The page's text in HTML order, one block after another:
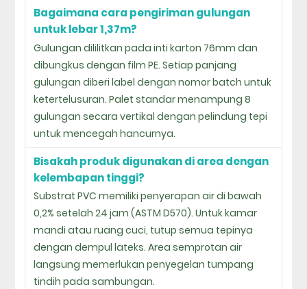
Bagaimana cara pengiriman gulungan
untuk lebar 1,37m?
Gulungan dililitkan pada inti karton 76mm dan
dibungkus dengan film PE. Setiap panjang
gulungan diberi label dengan nomor batch untuk
ketertelusuran. Palet standar menampung 8
gulungan secara vertikal dengan pelindung tepi
untuk mencegah hancurnya.
Bisakah produk digunakan di area dengan
kelembapan tinggi?
Substrat PVC memiliki penyerapan air di bawah
0,2% setelah 24 jam (ASTM D570). Untuk kamar
mandi atau ruang cuci, tutup semua tepinya
dengan dempul lateks. Area semprotan air
langsung memerlukan penyegelan tumpang
tindih pada sambungan.